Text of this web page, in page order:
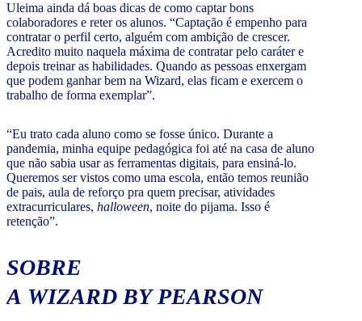
Uleima ainda dá boas dicas de como captar bons
colaboradores e reter os alunos. “Captação é empenho para
contratar o perfil certo, alguém com ambição de crescer.
Acredito muito naquela máxima de contratar pelo caráter e
depois treinar as habilidades. Quando as pessoas enxergam
que podem ganhar bem na Wizard, elas ficam e exercem o
trabalho de forma exemplar”.
“Eu trato cada aluno como se fosse único. Durante a
pandemia, minha equipe pedagógica foi até na casa de aluno
que não sabia usar as ferramentas digitais, para ensiná-lo.
Queremos ser vistos como uma escola, então temos reunião
de pais, aula de reforço pra quem precisar, atividades
extracurriculares, halloween, noite do pijama. Isso é
retenção”.
SOBRE
A WIZARD BY PEARSON